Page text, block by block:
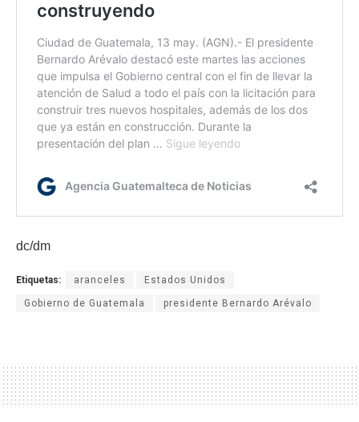
dc/dm
Etiquetas: aranceles Estados Unidos
Gobierno de Guatemala presidente Bernardo Arévalo